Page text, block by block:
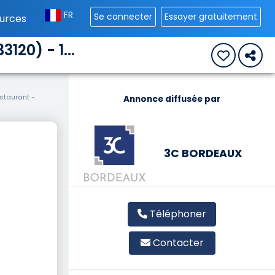
FR Se connecter Essayer gratuitement
- 1...
-
Annonce diffusée par
3C BORDEAUX
Téléphoner
Contacter